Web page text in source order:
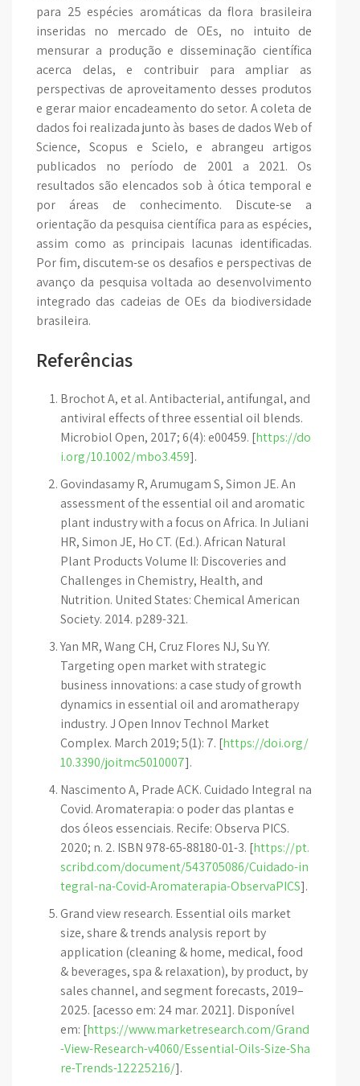
para 25 espécies aromáticas da flora brasileira
inseridas no mercado de OEs, no intuito de
mensurar a produção e disseminação científica
acerca delas, e contribuir para ampliar as
perspectivas de aproveitamento desses produtos
e gerar maior encadeamento do setor. A coleta de
dados foi realizada junto às bases de dados Web of
Science, Scopus e Scielo, e abrangeu artigos
publicados no período de 2001 a 2021. Os
resultados são elencados sob à ótica temporal e
por áreas de conhecimento. Discute-se a
orientação da pesquisa científica para as espécies,
assim como as principais lacunas identificadas.
Por fim, discutem-se os desafios e perspectivas de
avanço da pesquisa voltada ao desenvolvimento
integrado das cadeias de OEs da biodiversidade
brasileira.
Referências
Brochot A, et al. Antibacterial, antifungal, and
antiviral effects of three essential oil blends.
Microbiol Open, 2017; 6(4): e00459. [https://do
i.org/10.1002/mbo3.459].
Govindasamy R, Arumugam S, Simon JE. An
assessment of the essential oil and aromatic
plant industry with a focus on Africa. In Juliani
HR, Simon JE, Ho CT. (Ed.). African Natural
Plant Products Volume II: Discoveries and
Challenges in Chemistry, Health, and
Nutrition. United States: Chemical American
Society. 2014. p289-321.
Yan MR, Wang CH, Cruz Flores NJ, Su YY.
Targeting open market with strategic
business innovations: a case study of growth
dynamics in essential oil and aromatherapy
industry. J Open Innov Technol Market
Complex. March 2019; 5(1): 7. [https://doi.org/
10.3390/joitmc5010007].
Nascimento A, Prade ACK. Cuidado Integral na
Covid. Aromaterapia: o poder das plantas e
dos óleos essenciais. Recife: Observa PICS.
2020; n. 2. ISBN 978-65-88180-01-3. [https://pt.
scribd.com/document/543705086/Cuidado-in
tegral-na-Covid-Aromaterapia-ObservaPICS].
Grand view research. Essential oils market
size, share & trends analysis report by
application (cleaning & home, medical, food
& beverages, spa & relaxation), by product, by
sales channel, and segment forecasts, 2019–
2025. [acesso em: 24 mar. 2021]. Disponível
em: [https://www.marketresearch.com/Grand
-View-Research-v4060/Essential-Oils-Size-Sha
re-Trends-12225216/].